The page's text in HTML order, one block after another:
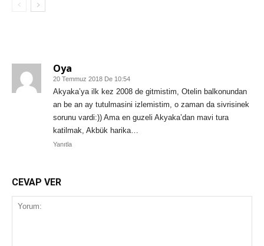
Oya
20 Temmuz 2018 De 10:54
Akyaka’ya ilk kez 2008 de gitmistim, Otelin balkonundan
an be an ay tutulmasini izlemistim, o zaman da sivrisinek
sorunu vardi:)) Ama en guzeli Akyaka’dan mavi tura
katilmak, Akbük harika…
Yanıtla
CEVAP VER